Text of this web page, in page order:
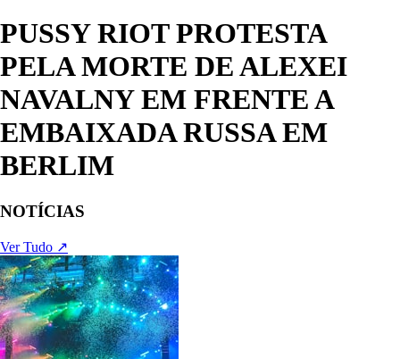
PUSSY RIOT PROTESTA
PELA MORTE DE ALEXEI
NAVALNY EM FRENTE A
EMBAIXADA RUSSA EM
BERLIM
NOTÍCIAS
Ver Tudo ↗